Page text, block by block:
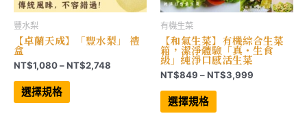
豐水梨
【卓蘭天成】「豐水梨」 禮
盒
NT$1,080–NT$2,748
選擇規格
此
品
有機生菜
【和氣生菜】有機綜合生菜
箱，潔淨體驗「真・生食
級」純淨口感活生菜
NT$849 –NT$3,999
選擇規格
此
品